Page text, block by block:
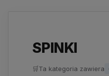
SPINKI
🛒Ta kategoria zawiera